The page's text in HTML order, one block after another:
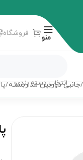
منو
فروشگاه
انتخاب دسته بندی
جانبی دوربین مداربسته